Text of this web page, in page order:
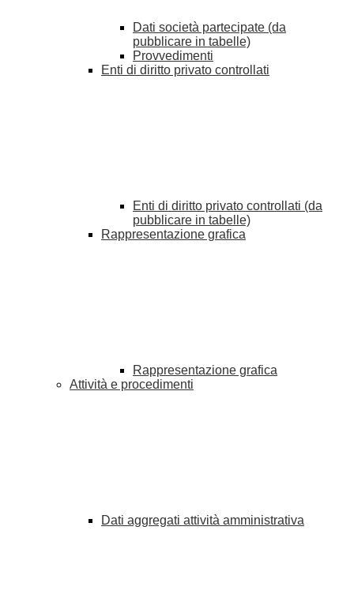
Dati società partecipate (da
pubblicare in tabelle)
Provvedimenti
Enti di diritto privato controllati
Enti di diritto privato controllati (da
pubblicare in tabelle)
Rappresentazione grafica
Rappresentazione grafica
Attività e procedimenti
Dati aggregati attività amministrativa